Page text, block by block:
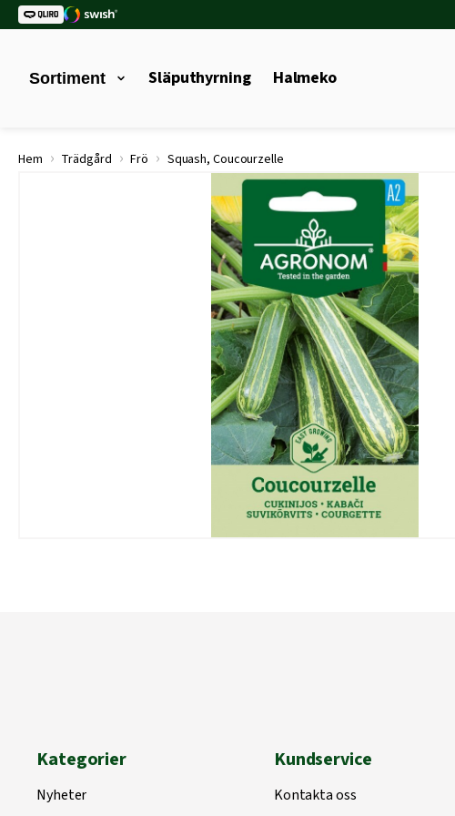
Sortiment Släputhyrning Halmeko
Hem › Trädgård › Frö › Squash, Coucourzelle
Kategorier
Nyheter
Kundservice
Kontakta oss